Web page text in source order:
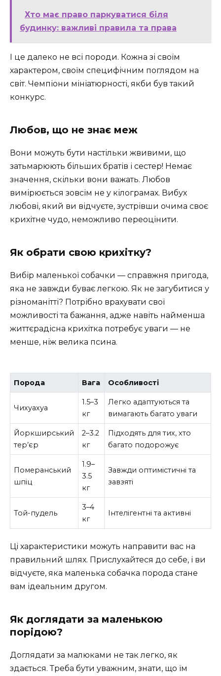
Хто має право паркуватися біля
будинку: важливі правила та права
І це далеко не всі породи. Кожна зі своїм
характером, своїм специфічним поглядом на
світ. Чемпіони мініатюрності, якби був такий
конкурс.
Любов, що не знає меж
Вони можуть бути настільки жвивими, що
затьмарюють більших братів і сестер! Немає
значення, скільки вони важать. Любов
вимірюється зовсім не у кілограмах. Вибух
любові, який ви відчуєте, зустрівши очима своє
крихітне чудо, неможливо переоцінити.
Як обрати свою крихітку?
Вибір маленької собачки — справжня пригода,
яка не завжди буває легкою. Як не загубитися у
різноманітті? Потрібно врахувати свої
можливості та бажання, адже навіть найменша
життєрадісна крихітка потребує уваги — не
менше, ніж велика псина.
Порода Вага Особливості
Чихуахуа
1.5–3
кг
Легко адаптуються та
вимагають багато уваги
Йоркширський
тер’єр
2–3.2
кг
Підходять для тих, хто
багато подорожує
Померанський
шпіц
1.9–
3.5
кг
Завжди оптимістичні та
завзяті
Той-пудель
3–4
кг
Інтелігентні та активні
Ці характеристики можуть направити вас на
правильний шлях. Прислухайтеся до себе, і ви
відчуєте, яка маленька собачка порода стане
вам ідеальним другом.
Як доглядати за маленькою
порідою?
Доглядати за малюками не так легко, як
здається. Треба бути уважним, знати, що їм